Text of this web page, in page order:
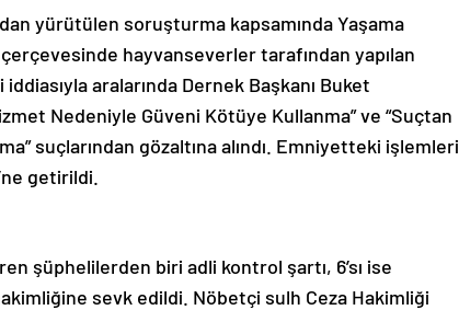
yürütülen soruşturma kapsamında Yaşama
hayvanseverler tarafından yapılan
aralarında Dernek Başkanı Buket
Nedeniyle Güveni Kötüye Kullanma” ve “Suçtan
suçlarından gözaltına alındı. Emniyetteki işlemleri
getirildi.
şüphelilerden biri adli kontrol şartı, 6’sı ise
sevk edildi. Nöbetçi sulh Ceza Hakimliği